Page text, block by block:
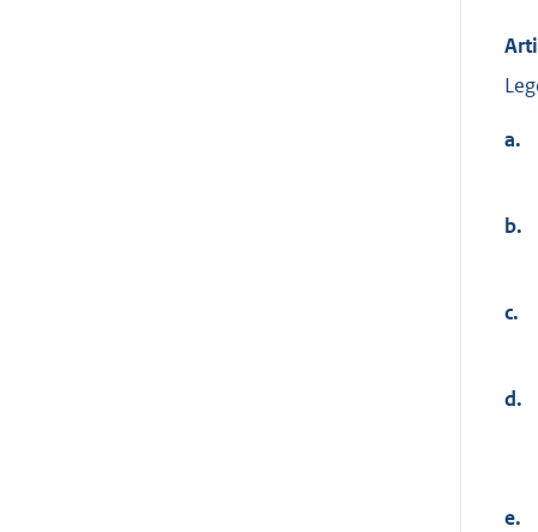
a.
b.
c.
d.
e.